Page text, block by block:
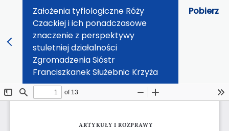
Założenia tyflologiczne Róży
Czackiej i ich ponadczasowe
znaczenie z perspektywy
stuletniej działalności
Zgromadzenia Sióstr
Franciszkanek Służebnic Krzyża
Pobierz